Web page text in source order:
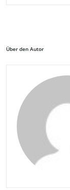
Über den Autor